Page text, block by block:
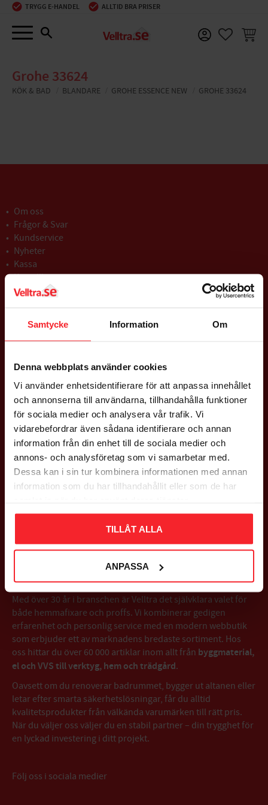
Samtycke Information Om
Denna webbplats använder cookies
Vi använder enhetsidentifierare för att anpassa innehållet
och annonserna till användarna, tillhandahålla funktioner
för sociala medier och analysera vår trafik. Vi
vidarebefordrar även sådana identifierare och annan
information från din enhet till de sociala medier och
annons- och analysföretag som vi samarbetar med.
Dessa kan i sin tur kombinera informationen med annan
information som du har tillhandahållit eller som de har
TILLÅT ALLA
ANPASSA
Meny
TRYGG E-HANDEL ALLTID BRA PRISER
Grohe 33624
KÖK & BAD BLANDARE GROHE ESSENCE NEW GROHE 33624
Om oss
Frågor & Svar
Kundservice
Nyheter
Kassa
Köpvillkor
Policy & Cookies
Logga in
GODSMOTTAGNING
Mån - Fre: 08:00 - 16:00
Lördag: Stängt
Söndag: Stängt
ADRESS
Falsterbovägen 245,
OM VELLTRA AB
Välkommen till Velltra – Trygg affär sedan 1993
Med över 30 år i branschen är Velltra det självklara valet för
både hemmafixare och proffs. Vi kombinerar gedigen
erfarenhet och personlig service med en modern webbutik
som erbjuder ett av marknadens bredaste sortiment. Hos
oss hittar du över 60 000 artiklar inom allt från byggmaterial,
el och VVS till verktyg, hem och trädgård.
Oavsett om du renoverar badrummet, bygger ut altanen eller
letar efter smarta säkerhetslösningar, får du alltid
kvalitetsprodukter från välkända varumärken till rätt pris.
När du väljer oss väljer du en stabil partner – din trygghet för
en lyckad investering i ditt projekt.
Följ oss i sociala medier